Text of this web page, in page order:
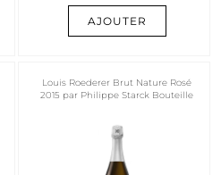
AJOUTER
Louis Roederer Brut Nature Rosé
2015 par Philippe Starck Bouteille